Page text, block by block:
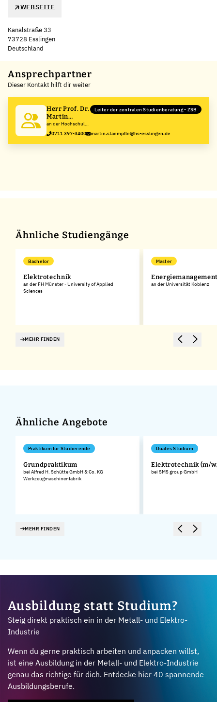
WEBSEITE
Kanalstraße 33
73728 Esslingen
Deutschland
+
−
Ansprechpartner
Dieser Kontakt hilft dir weiter
Herr Prof. Dr.
Martin
Stämpfle
an der Hochschule
Esslingen
Leiter der zentralen Studienberatung - ZSB
0711 397-3400 martin.staempfle@hs-esslingen.de
Ähnliche Studiengänge
Bachelor
Elektrotechnik
an der FH Münster - University of Applied
Sciences
Master
an der Universität Koblenz
MEHR FINDEN
Ähnliche Angebote
Praktikum für Studierende
Grundpraktikum
bei Alfred H. Schütte GmbH & Co. KG
Werkzeugmaschinenfabrik
Duales Studium
Elektrotechnik (m/
bei SMS group GmbH
MEHR FINDEN
Ausbildung statt Studium?
Steig direkt praktisch ein in der Metall- und Elektro-
Industrie
Wenn du gerne praktisch arbeiten und anpacken willst,
ist eine Ausbildung in der Metall- und Elektro-Industrie
genau das richtige für dich. Entdecke hier 40 spannende
Ausbildungsberufe.